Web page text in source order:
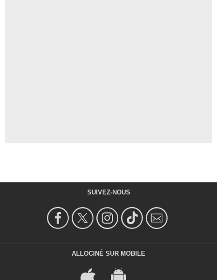
SUIVEZ-NOUS
ALLOCINÉ SUR MOBILE